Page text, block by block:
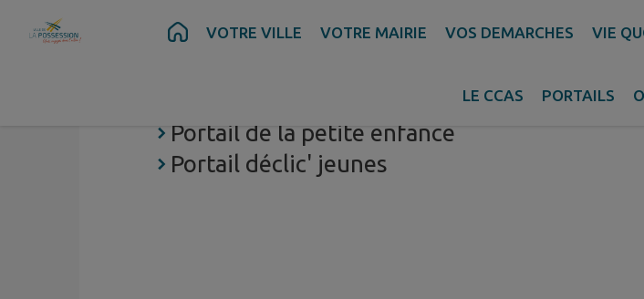
Contenu Recherche Pied de page
VOTRE VILLE VOTRE MAIRIE VOS DEMARCHES VIE
LE CCAS PORTAILS
Portail de la petite enfance
Portail déclic' jeunes